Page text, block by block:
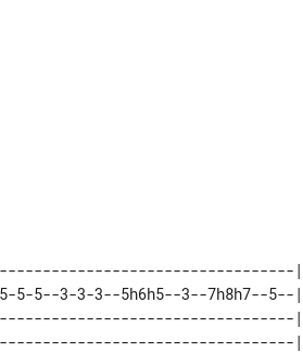
|
3-3-3--5h6h5--3--7h8h7--5--|
|
|